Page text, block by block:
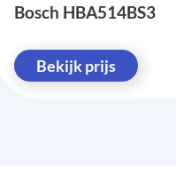
Bosch HBA514BS3
Bekijk prijs